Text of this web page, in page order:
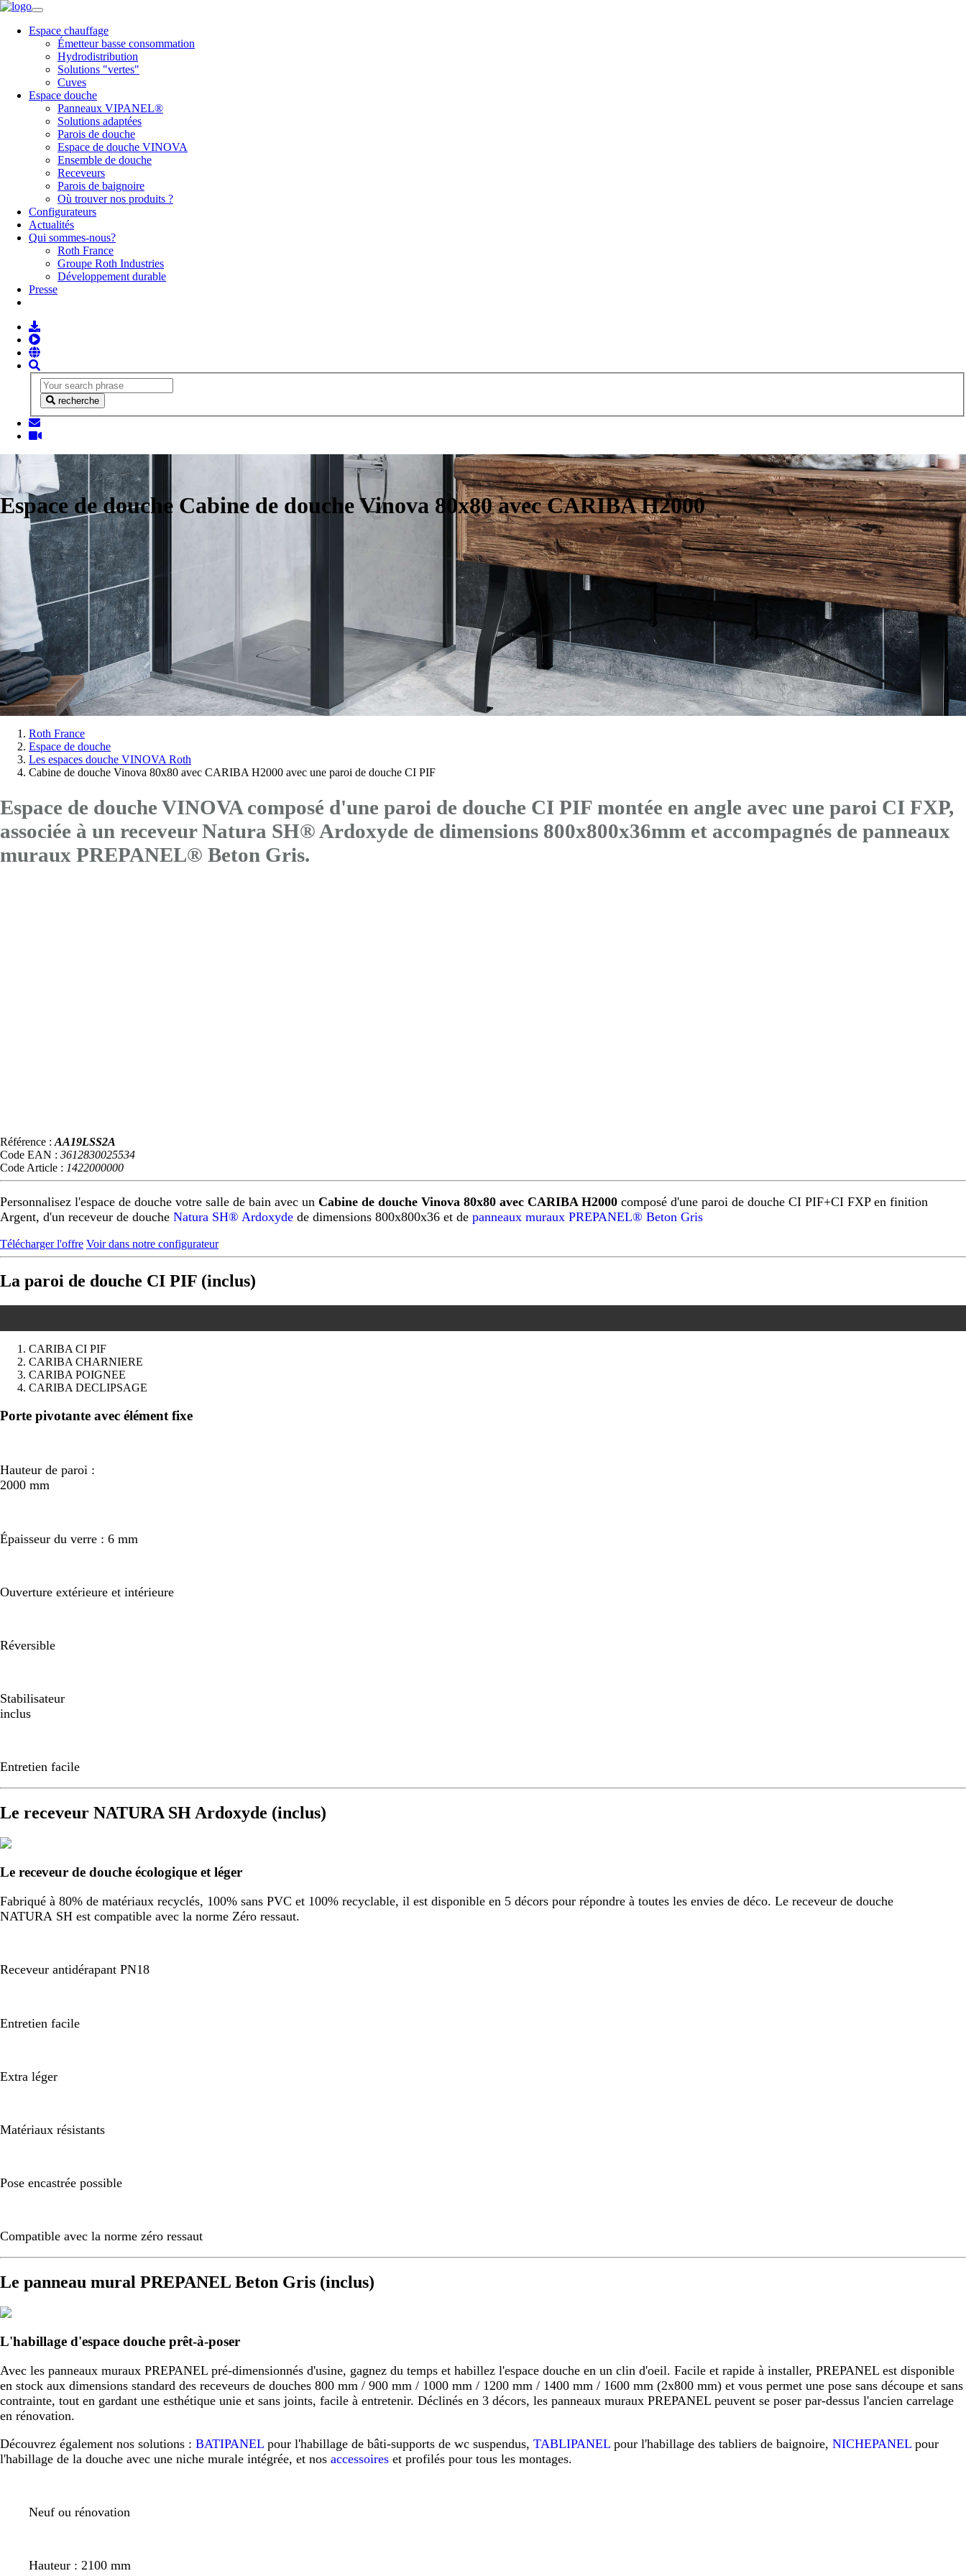
Espace chauffage
Émetteur basse consommation
Hydrodistribution
Solutions "vertes"
Cuves
Espace douche
Panneaux VIPANEL®
Solutions adaptées
Parois de douche
Espace de douche VINOVA
Ensemble de douche
Receveurs
Parois de baignoire
Où trouver nos produits ?
Configurateurs
Actualités
Qui sommes-nous?
Roth France
Groupe Roth Industries
Développement durable
Presse
recherche
Espace de douche Cabine de douche Vinova 80x80 avec CARIBA H2000
Vous
êtes
Roth France
Espace de douche
Les espaces douche VINOVA Roth
Cabine de douche Vinova 80x80 avec CARIBA H2000 avec une paroi de douche CI PIF
Espace de douche VINOVA composé d'une paroi de douche CI PIF montée en angle avec une paroi CI FXP,
associée à un receveur Natura SH® Ardoxyde de dimensions 800x800x36mm et accompagnés de panneaux
muraux PREPANEL® Beton Gris.
Référence : AA19LSS2A
Code EAN : 3612830025534
Code Article : 1422000000
Personnalisez l'espace de douche votre salle de bain avec un Cabine de douche Vinova 80x80 avec CARIBA H2000 composé d'une paroi de douche CI PIF+CI FXP en finition
Argent, d'un receveur de douche Natura SH® Ardoxyde de dimensions 800x800x36 et de panneaux muraux PREPANEL® Beton Gris
Télécharger l'offre Voir dans notre configurateur
La paroi de douche CI PIF (inclus)
CARIBA CI PIF
CARIBA CHARNIERE
CARIBA POIGNEE
CARIBA DECLIPSAGE
Précédent
Suivant
Porte pivotante avec élément fixe
Hauteur de paroi :
2000 mm
Épaisseur du verre : 6 mm
Ouverture extérieure et intérieure
Réversible
Stabilisateur
inclus
Entretien facile
Le receveur NATURA SH Ardoxyde (inclus)
Le receveur de douche écologique et léger
Fabriqué à 80% de matériaux recyclés, 100% sans PVC et 100% recyclable, il est disponible en 5 décors pour répondre à toutes les envies de déco. Le receveur de douche
NATURA SH est compatible avec la norme Zéro ressaut.
Receveur antidérapant PN18
Entretien facile
Extra léger
Matériaux résistants
Pose encastrée possible
Compatible avec la norme zéro ressaut
Le panneau mural PREPANEL Beton Gris (inclus)
L'habillage d'espace douche prêt-à-poser
Avec les panneaux muraux PREPANEL pré-dimensionnés d'usine, gagnez du temps et habillez l'espace douche en un clin d'oeil. Facile et rapide à installer, PREPANEL est disponible
en stock aux dimensions standard des receveurs de douches 800 mm / 900 mm / 1000 mm / 1200 mm / 1400 mm / 1600 mm (2x800 mm) et vous permet une pose sans découpe et sans
contrainte, tout en gardant une esthétique unie et sans joints, facile à entretenir. Déclinés en 3 décors, les panneaux muraux PREPANEL peuvent se poser par-dessus l'ancien carrelage
en rénovation.
Découvrez également nos solutions : BATIPANEL pour l'habillage de bâti-supports de wc suspendus, TABLIPANEL pour l'habillage des tabliers de baignoire, NICHEPANEL pour
l'habillage de la douche avec une niche murale intégrée, et nos accessoires et profilés pour tous les montages.
Neuf ou rénovation
Hauteur : 2100 mm